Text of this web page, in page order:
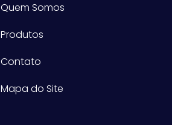
Quem Somos
Produtos
Contato
Mapa do Site